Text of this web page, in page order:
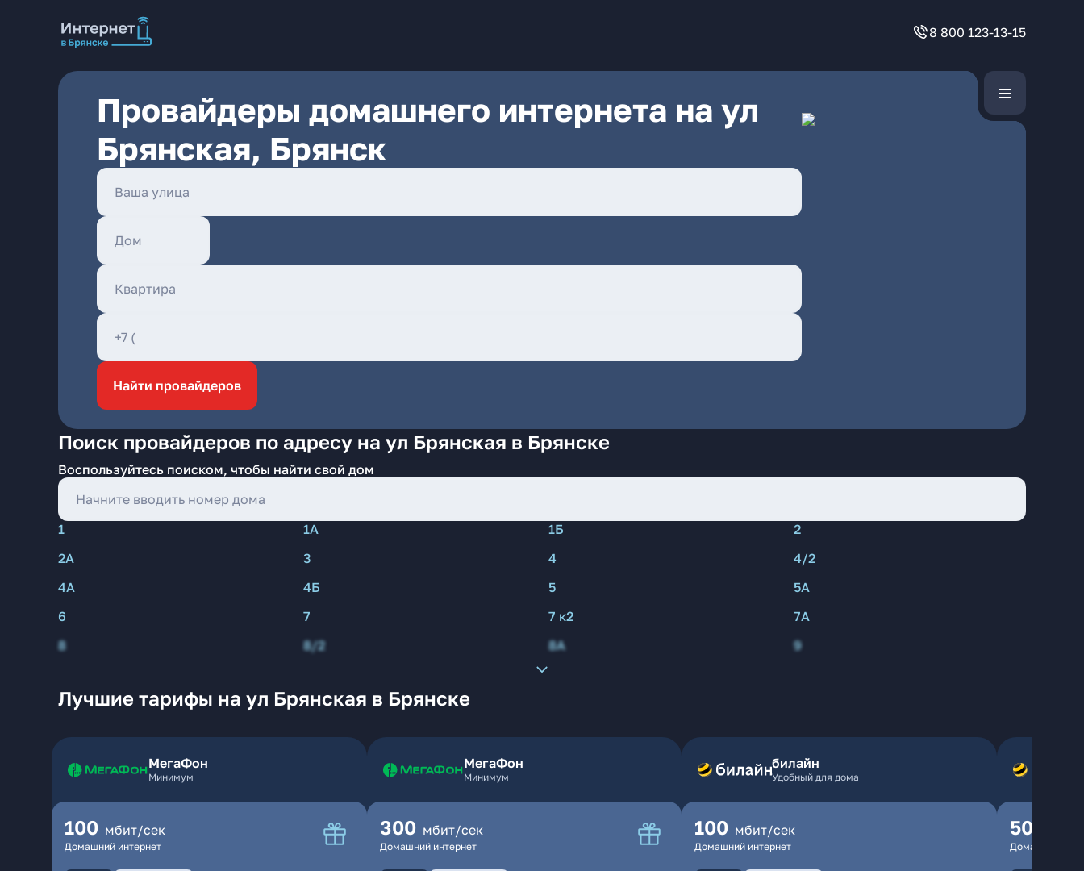
8 800 123-13-15
Провайдеры домашнего интернета на ул
Брянская, Брянск
Найти провайдеров
Поиск провайдеров по адресу на ул Брянская в Брянске
Воспользуйтесь поиском, чтобы найти свой дом
1 1А 1Б
2
2А
3 4
4/2
4А
4Б 5
5А
6
7 7 к2
7А
8
8/2 8А 9
Лучшие тарифы на ул Брянская в Брянске
МегаФон
Минимум
100 мбит/сек
Домашний интернет
МегаФон
Минимум
300 мбит/сек
Домашний интернет
билайн
Удобный для дома
100 мбит/сек
Домашний интернет
500
Домашний